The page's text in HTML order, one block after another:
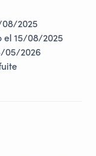
2025
el 15/08/2025
05/2026